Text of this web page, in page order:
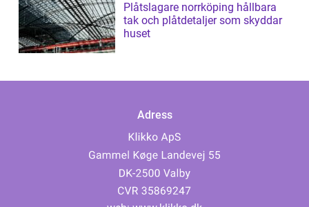
Plåtslagare norrköping hållbara
tak och plåtdetaljer som skyddar
huset
Adress